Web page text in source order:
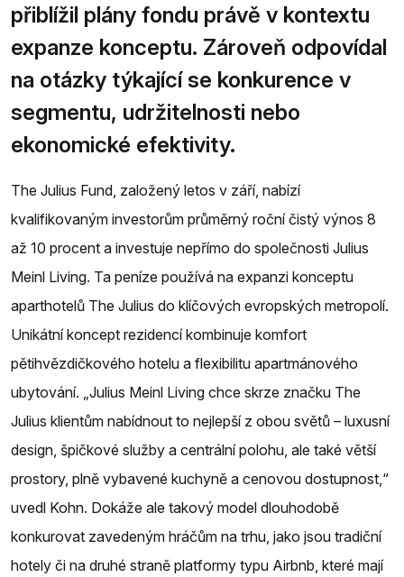
přiblížil plány fondu právě v kontextu
expanze konceptu. Zároveň odpovídal
na otázky týkající se konkurence v
segmentu, udržitelnosti nebo
ekonomické efektivity.
The Julius Fund, založený letos v září, nabízí
kvalifikovaným investorům průměrný roční čistý výnos 8
až 10 procent a investuje nepřímo do společnosti Julius
Meinl Living. Ta peníze používá na expanzi konceptu
aparthotelů The Julius do klíčových evropských metropolí.
Unikátní koncept rezidencí kombinuje komfort
pětihvězdičkového hotelu a flexibilitu apartmánového
ubytování. „Julius Meinl Living chce skrze značku The
Julius klientům nabídnout to nejlepší z obou světů – luxusní
design, špičkové služby a centrální polohu, ale také větší
prostory, plně vybavené kuchyně a cenovou dostupnost,“
uvedl Kohn. Dokáže ale takový model dlouhodobě
konkurovat zavedeným hráčům na trhu, jako jsou tradiční
hotely či na druhé straně platformy typu Airbnb, které mají